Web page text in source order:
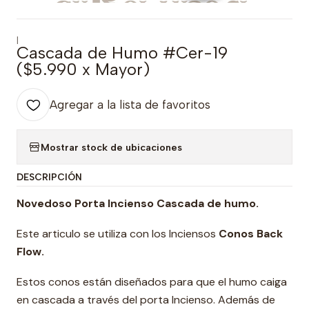
|
Cascada de Humo #Cer-19
($5.990 x Mayor)
Agregar a la lista de favoritos
Mostrar stock de ubicaciones
DESCRIPCIÓN
Novedoso Porta Incienso Cascada de humo.
Este articulo se utiliza con los Inciensos Conos Back
Flow.
Estos conos están diseñados para que el humo caiga
en cascada a través del porta Incienso. Además de